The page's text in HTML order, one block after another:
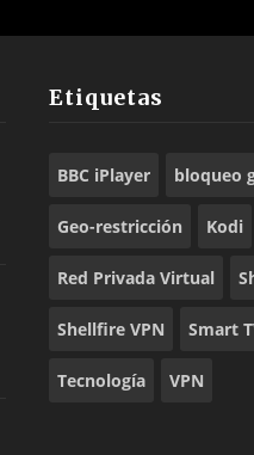
Etiquetas
BBC iPlayer bloqueo
Geo-restricción Kodi
Red Privada Virtual
Shellfire VPN Smart
Tecnología VPN